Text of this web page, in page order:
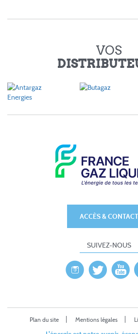
VOS
ACCÈS & CONTACT
SUIVEZ-NOUS
Plan du site Mentions légales